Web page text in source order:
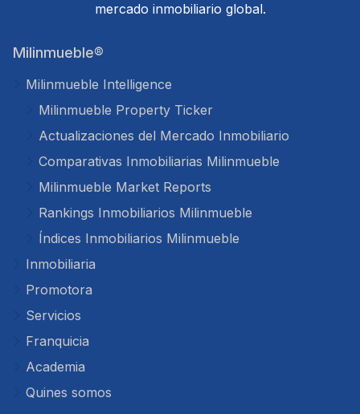
mercado inmobiliario global.
Milinmueble®
Milinmueble Intelligence
Milinmueble Property Ticker
Actualizaciones del Mercado Inmobiliario
Comparativas Inmobiliarias Milinmueble
Milinmueble Market Reports
Rankings Inmobiliarios Milinmueble
Índices Inmobiliarios Milinmueble
Inmobiliaria
Promotora
Servicios
Franquicia
Academia
Quines somos